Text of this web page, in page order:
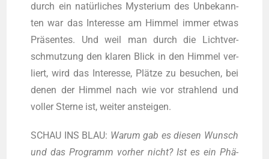
durch ein natür­li­ches Mys­te­ri­um des Unbe­kann­
ten war das Inter­es­se am Him­mel immer etwas
Prä­sen­tes. Und weil man durch die Licht­ver­
schmut­zung den kla­ren Blick in den Him­mel ver­
liert, wird das Inter­es­se, Plät­ze zu besu­chen, bei
denen der Him­mel nach wie vor strah­lend und
vol­ler Ster­ne ist, wei­ter ansteigen.
SCHAU INS BLAU: War­um gab es die­sen Wunsch
und das Pro­gramm vor­her nicht? Ist es ein Phä­